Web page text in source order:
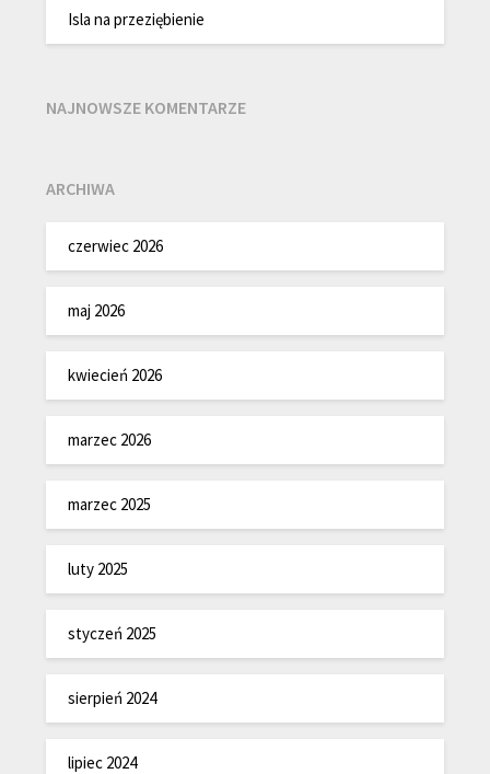
Isla na przeziębienie
NAJNOWSZE KOMENTARZE
ARCHIWA
czerwiec 2026
maj 2026
kwiecień 2026
marzec 2026
marzec 2025
luty 2025
styczeń 2025
sierpień 2024
lipiec 2024